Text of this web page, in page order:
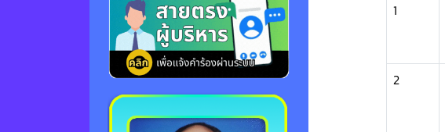
1
2